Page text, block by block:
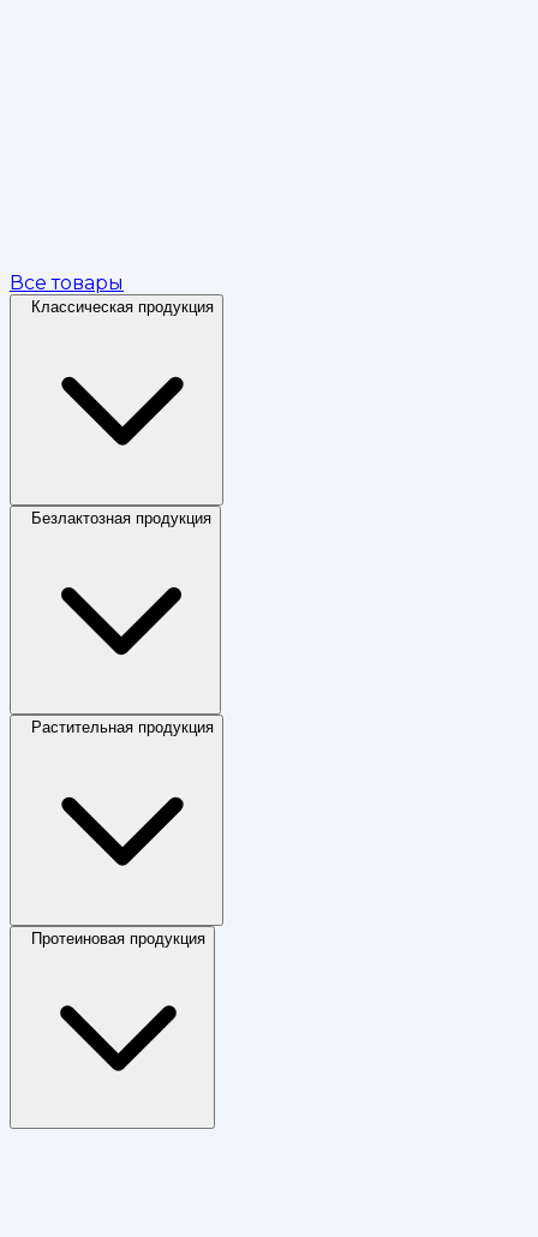
Все товары
Классическая продукция
Безлактозная продукция
Растительная продукция
Протеиновая продукция